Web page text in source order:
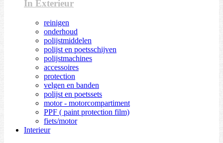
In Exterieur
reinigen
onderhoud
polijstmiddelen
polijst en poetsschijven
polijstmachines
accessoires
protection
velgen en banden
polijst en poetssets
motor - motorcompartiment
PPF ( paint protection film)
fiets/motor
Interieur